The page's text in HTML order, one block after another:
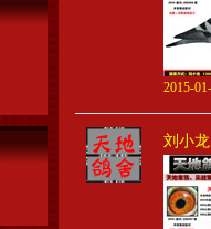
2015-
刘小龙